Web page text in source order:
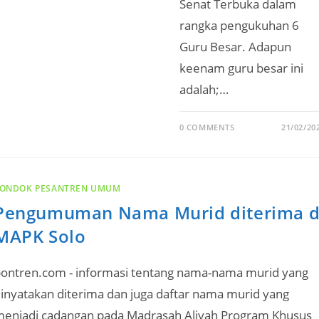
Senat Terbuka dalam
rangka pengukuhan 6
Guru Besar. Adapun
keenam guru besar ini
adalah;…
0 COMMENTS 21/02/
PESANTREN UMUM
Nama Murid diterima
Solo
- informasi tentang nama-nama murid yang
diterima dan juga daftar nama murid yang
cadangan pada Madrasah Aliyah Program Khusus